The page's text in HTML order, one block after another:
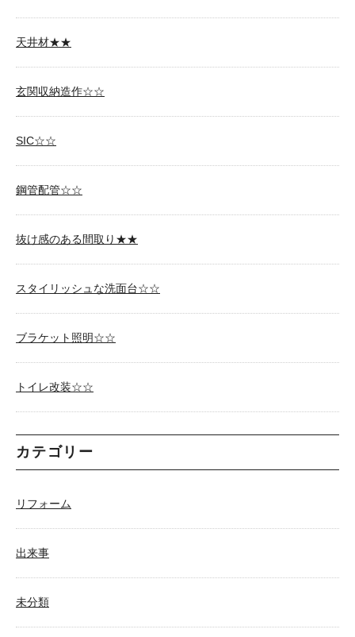
天井材★★
玄関収納造作☆☆
SIC☆☆
鋼管配管☆☆
抜け感のある間取り★★
スタイリッシュな洗面台☆☆
ブラケット照明☆☆
トイレ改装☆☆
カテゴリー
リフォーム
出来事
未分類